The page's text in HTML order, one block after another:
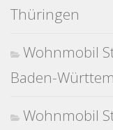
Thüringen
Wohnmobil
Baden-
Wohnmobil